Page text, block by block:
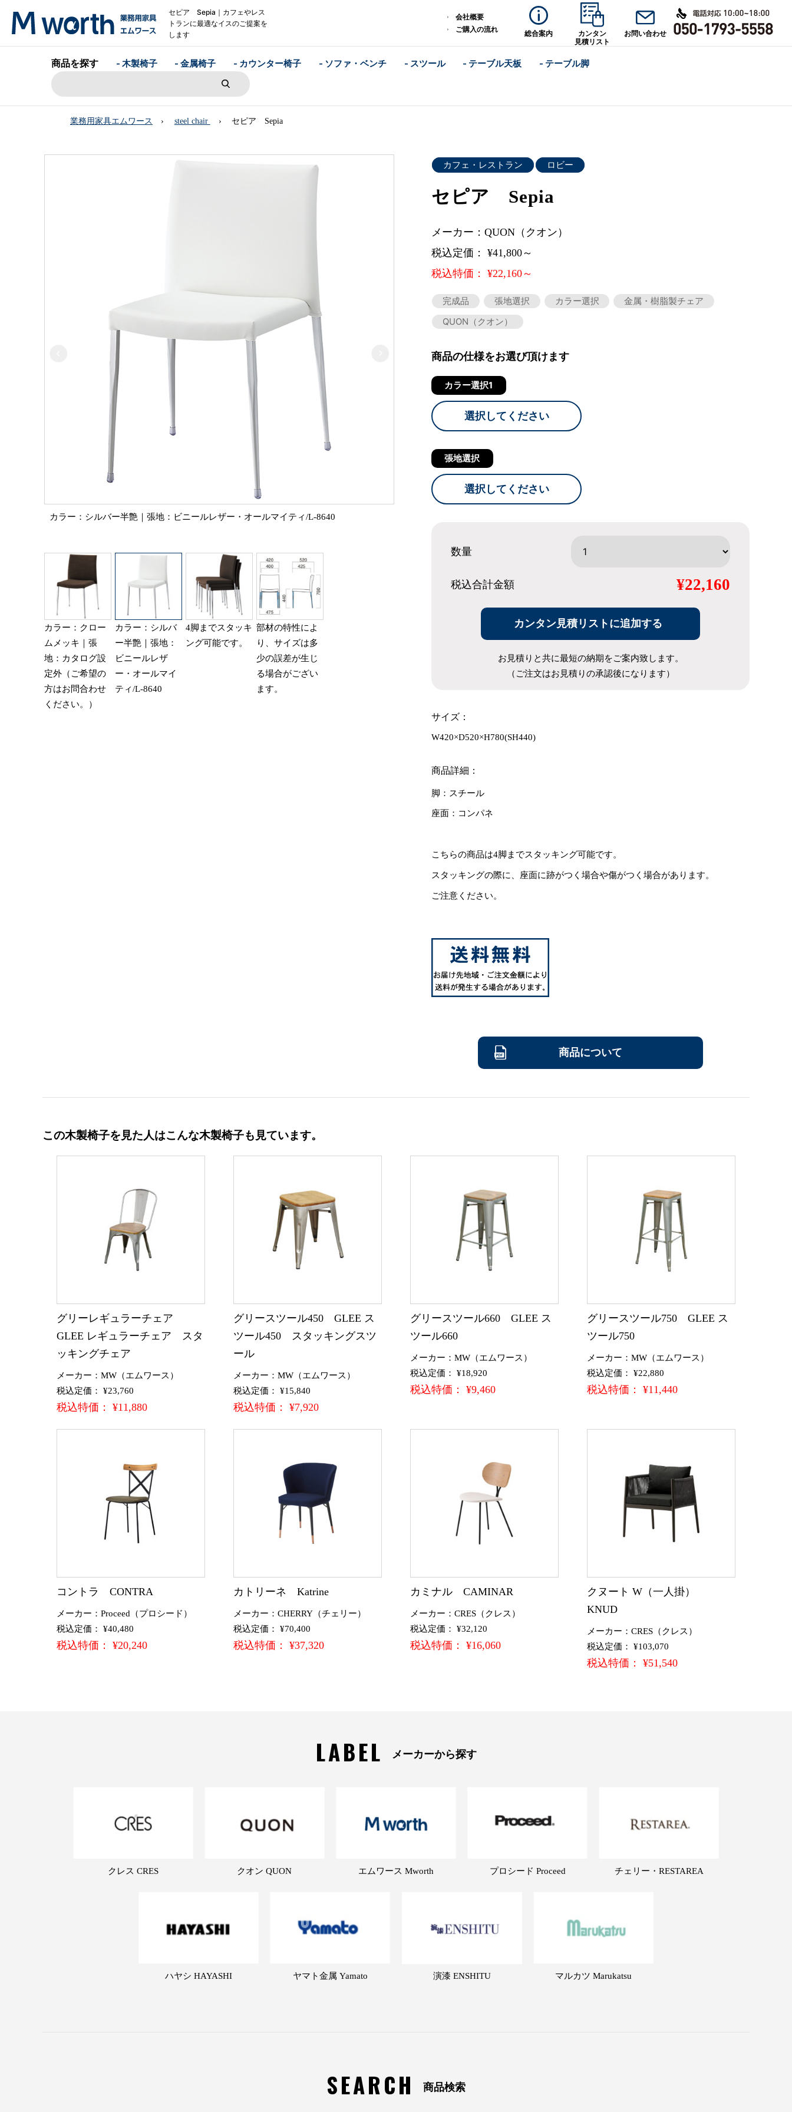
セピア Sepia｜カフェやレス
トランに最適なイスのご提案を
します
会社概要
ご購入の流れ
総合案内
カンタン
見積リスト
お問い合わせ
商品を探す - 木製椅子 - 金属椅子 - カウンター椅子 - ソファ・ベンチ - スツール - テーブル天板 - テーブル脚
業務用家具エムワース steel chair セピア Sepia
カラー：シルバー半艶｜張地：ビニールレザー・オールマイティ/L-8640
カラー：クロー
ムメッキ｜張
地：カタログ設
定外（ご希望の
方はお問合わせ
ください。）
カラー：シルバ
ー半艶｜張地：
ビニールレザ
ー・オールマイ
ティ/L-8640
4脚までスタッキ
ング可能です。
部材の特性によ
り、サイズは多
少の誤差が生じ
る場合がござい
ます。
カフェ・レストラン ロビー
セピア Sepia
メーカー：QUON（クオン）
税込定価： ¥41,800～
税込特価： ¥22,160～
完成品 張地選択 カラー選択
金属・樹脂製チェア
QUON（クオン）
商品の仕様をお選び頂けます
カラー選択1
選択してください
張地選択
選択してください
数量
税込合計金額 ¥22,160
カンタン見積リストに追加する
お見積りと共に最短の納期をご案内致します。
（ご注文はお見積りの承認後になります）
サイズ：
W420×D520×H780(SH440)
商品詳細：
脚：スチール
座面：コンパネ
こちらの商品は4脚までスタッキング可能です。
スタッキングの際に、座面に跡がつく場合や傷がつく場合があります。
ご注意ください。
商品について
この木製椅子を見た人はこんな木製椅子も見ています。
グリーレギュラーチェア
GLEE レギュラーチェア スタ
ッキングチェア
メーカー：MW（エムワース）
税込定価： ¥23,760
税込特価： ¥11,880
グリースツール450 GLEE ス
ツール450 スタッキングスツ
ール
メーカー：MW（エムワース）
税込定価： ¥15,840
税込特価： ¥7,920
グリースツール660 GLEE ス
ツール660
メーカー：MW（エムワース）
税込定価： ¥18,920
税込特価： ¥9,460
グリースツール750 GLEE ス
ツール750
メーカー：MW（エムワース）
税込定価： ¥22,880
税込特価： ¥11,440
コントラ CONTRA
メーカー：Proceed（プロシード）
税込定価： ¥40,480
税込特価： ¥20,240
カトリーネ Katrine
メーカー：CHERRY（チェリー）
税込定価： ¥70,400
税込特価： ¥37,320
カミナル CAMINAR
メーカー：CRES（クレス）
税込定価： ¥32,120
税込特価： ¥16,060
クヌート W（一人掛）
KNUD
メーカー：CRES（クレス）
税込定価： ¥103,070
税込特価： ¥51,540
LABEL メーカーから探す
クレス CRES クオン QUON エムワース Mworth プロシード Proceed チェリー・RESTAREA
ハヤシ HAYASHI ヤマト金属 Yamato 演漆 ENSHITU マルカツ Marukatsu
SEARCH 商品検索